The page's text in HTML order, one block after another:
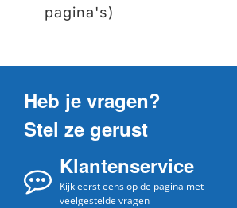
pagina's)
Heb je vragen?
Stel ze gerust
Klantenservice
Kijk eerst eens op de pagina met
veelgestelde vragen